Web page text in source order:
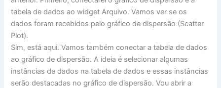
tabela de dados ao widget Arquivo. Vamos ver se os
dados foram recebidos pelo gráfico de dispersão (Scatter
Plot).
Sim, está aqui. Vamos também conectar a tabela de dados
ao gráfico de dispersão. A ideia é selecionar algumas
instâncias de dados na tabela de dados e essas instâncias
serão destacadas no gráfico de dispersão. Vou abrir a